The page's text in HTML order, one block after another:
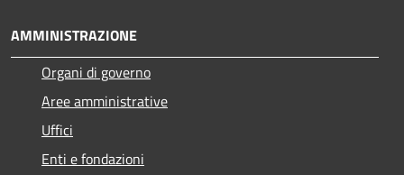
AMMINISTRAZIONE
Organi di governo
Aree amministrative
Uffici
Enti e fondazioni